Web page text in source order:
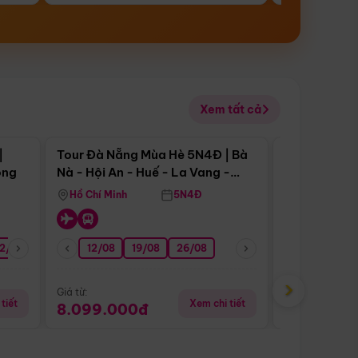
Xem tất cả
08 26/08 05/09 09/09 12/09
tiết
Điểm nổi bật
Tour Đà Nẵng Mùa Hè 5N4Đ | Bà
Nà - Hội An - Huế - La Vang -
Động Thiên Đường
Hồ Chí Minh 5N4Đ
12/08 19/08 26/08
Giá từ:
8.099.000đ Xem chi tiết
Giá từ:
›